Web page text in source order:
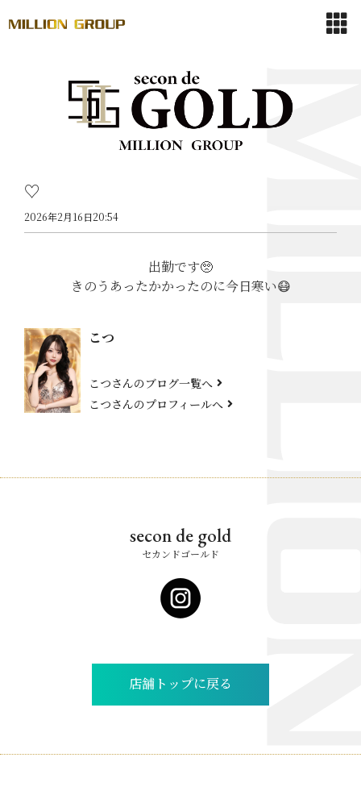
♡
2026年2月16日20:54
出勤です🥺
きのうあったかかったのに今日寒い😷
こつ
こつさんのブログ一覧へ
こつさんのプロフィールへ
secon de gold
セカンドゴールド
店舗トップに戻る